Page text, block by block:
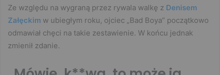
Ze względu na wygraną przez rywala walkę z Denisem
Załęckim w ubiegłym roku, ojciec „Bad Boya” początkowo
odmawiał chęci na takie zestawienie. W końcu jednak
zmienił zdanie.